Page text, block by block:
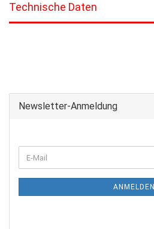
Technische Daten
Newsletter-Anmeldung
ANMELDEN